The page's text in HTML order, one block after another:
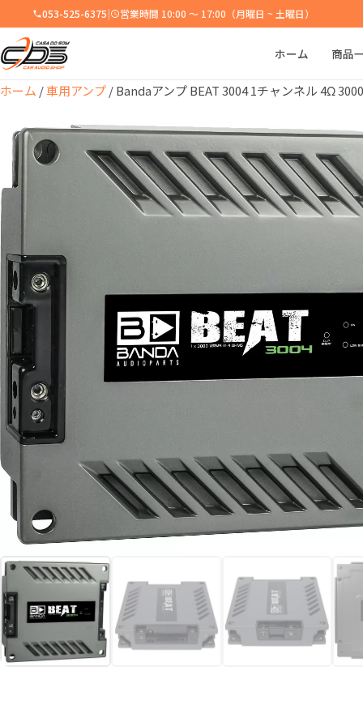
053-525-6375| 営業時間 10:00 ～ 17:00（月曜日 ~ 土曜日）
ホーム 商品
ホーム /車用アンプ/ Bandaアンプ BEAT 3004 1チャンネル 4Ω